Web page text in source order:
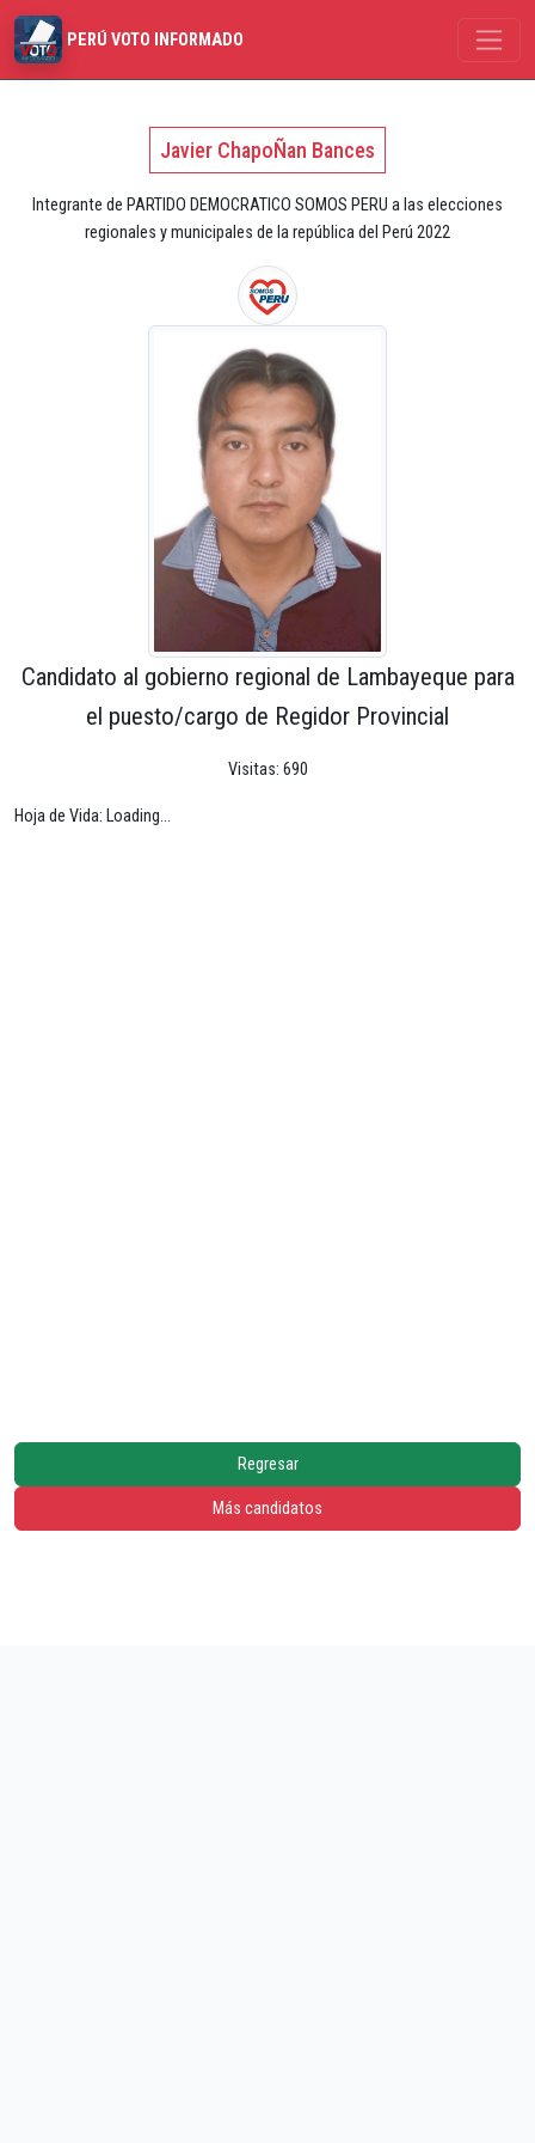
PERÚ VOTO INFORMADO
Javier ChapoÑan Bances
Integrante de PARTIDO DEMOCRATICO SOMOS PERU a las elecciones
regionales y municipales de la república del Perú 2022
Candidato al gobierno regional de Lambayeque para
el puesto/cargo de Regidor Provincial
Visitas: 690
Hoja de Vida: Loading...
Regresar
Más candidatos